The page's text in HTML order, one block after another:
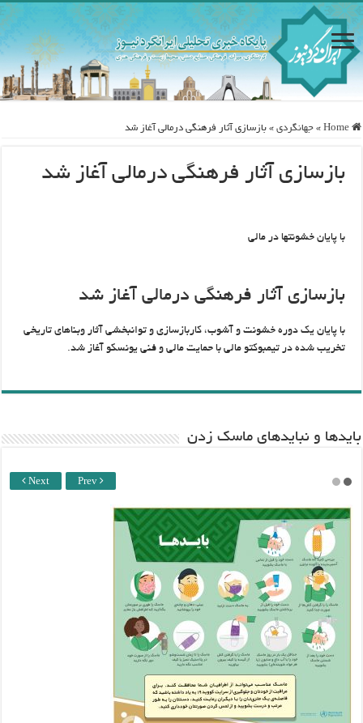
Home
» جهانگردی » بازسازی آثار فرهنگی درمالی آغاز شد
بازسازی آثار فرهنگی درمالی آغاز شد
با پایان خشونت‎ها در مالی
بازسازی آثار فرهنگی درمالی آغاز شد
با پایان یک دوره خشونت و آشوب، کاربازسازی و توانبخشی آثار وبناهای تاریخی
تخریب شده در تیمبوکتو مالی با حمایت مالی و فنی یونسکو آغاز شد.
باید‌ها و نبایدهای ماسک زدن
Next Prev